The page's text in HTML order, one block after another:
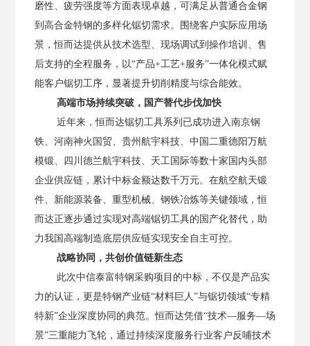
磨性、疲劳强度等方面表现卓越，可满足从普通合金钢
到高合金特钢的多样化锯切需求。围绕客户实际应用场
景，恒而达提供从技术选型、现场调试到操作培训、售
后支持的全程服务，以“产品+工艺+服务”一体化模式赋
能客户锯切工序，显著提升切削精度与综合能效。
高端市场持续突破，国产替代步伐加快
近年来，恒而达锯切工具系列已成功进入南京钢
铁、河南神火国贸、贵州航宇科技、中国二重德阳万航
模锻、四川德兰航宇科技、天工国际等数十家国内头部
企业供应链，累计中标金额达数千万元。在航空航天锻
件、新能源装备、重型机械、钢铁冶炼等关键领域，恒
而达正逐步通过实现对高端锯切工具的国产化替代，助
力我国高端制造底层供应链实现安全自主可控。
战略协同，共创价值链新生态
此次中信泰富特钢采购项目的中标，不仅是产品实
力的认证，更是特钢产业链“材料巨人”与锯切领域“专精
特新”企业深度协同的典范。恒而达凭借“技术—服务—场
景”三重能力飞轮，通过持续深度服务行业客户反哺技术